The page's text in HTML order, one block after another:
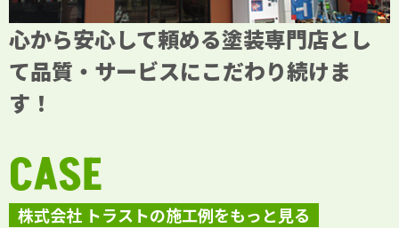
心から安心して頼める塗装専門店とし
て品質・サービスにこだわり続けま
す！
株式会社 トラストの施工例をもっと見る
CASE